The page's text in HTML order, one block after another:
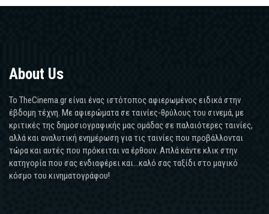
About Us
Το TheCinema.gr είναι ένας ιστότοπος αφιερωμένος ειδικά στην
έβδομη τέχνη. Με αφιερώματα σε ταινίες-θρύλους του σινεμά, με
κριτικές της δημοσιογραφικής μας ομάδας σε παλαιότερες ταινίες,
αλλά και αναλυτική ενημέρωση για τις ταινίες που προβάλλονται
τώρα και αυτές που πρόκειται να έρθουν. Απλά κάντε κλικ στην
κατηγορία που σας ενδιαφέρει και...καλό σας ταξίδι στο μαγικό
κόσμο του κινηματογράφου!